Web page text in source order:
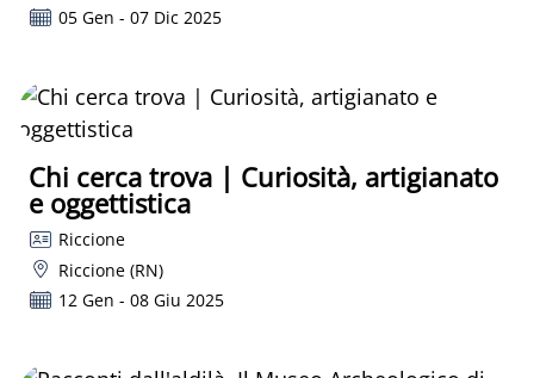
05 Gen - 07 Dic 2025
Chi cerca trova | Curiosità, artigianato
e oggettistica
Riccione
Riccione (RN)
12 Gen - 08 Giu 2025